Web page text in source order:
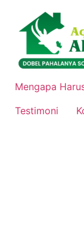
konten
Mengapa
Testimoni